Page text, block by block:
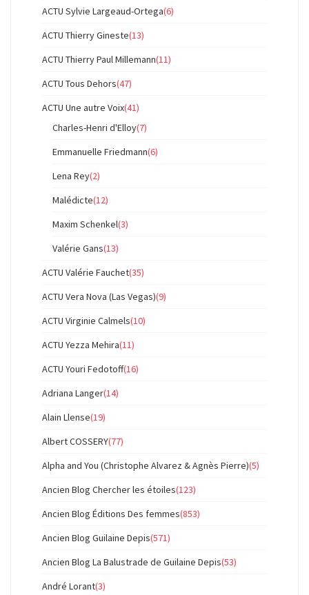
ACTU Sylvie Largeaud-Ortega(6)
ACTU Thierry Gineste(13)
ACTU Thierry Paul Millemann(11)
ACTU Tous Dehors(47)
ACTU Une autre Voix(41)
Charles-Henri d'Elloy(7)
Emmanuelle Friedmann(6)
Lena Rey(2)
Malédicte(12)
Maxim Schenkel(3)
Valérie Gans(13)
ACTU Valérie Fauchet(35)
ACTU Vera Nova (Las Vegas)(9)
ACTU Virginie Calmels(10)
ACTU Yezza Mehira(11)
ACTU Youri Fedotoff(16)
Adriana Langer(14)
Alain Llense(19)
Albert COSSERY(77)
Alpha and You (Christophe Alvarez & Agnès Pierre)(5)
Ancien Blog Chercher les étoiles(123)
Ancien Blog Éditions Des femmes(853)
Ancien Blog Guilaine Depis(571)
Ancien Blog La Balustrade de Guilaine Depis(53)
André Lorant(3)